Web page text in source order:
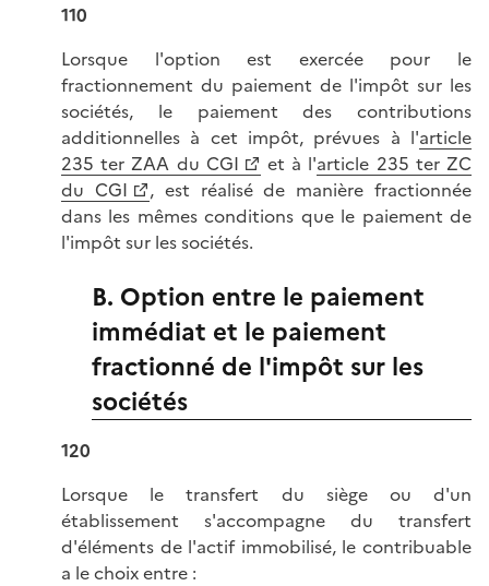
110
Lorsque l'option est exercée pour le
fractionnement du paiement de l'impôt sur les
sociétés, le paiement des contributions
additionnelles à cet impôt, prévues à l'article
235 ter ZAA du CGI
et à l'article 235 ter ZC
du CGI
, est réalisé de manière fractionnée
dans les mêmes conditions que le paiement de
l'impôt sur les sociétés.
B. Option entre le paiement
immédiat et le paiement
fractionné de l'impôt sur les
sociétés
120
Lorsque le transfert du siège ou d'un
établissement s'accompagne du transfert
d'éléments de l'actif immobilisé, le contribuable
a le choix entre :